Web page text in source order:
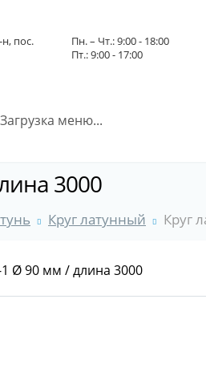
пос.
Пн. – Чт.: 9:00 - 18:00
Пт.: 9:00 - 17:00
Загрузка меню...
3000
Круг латунный Круг